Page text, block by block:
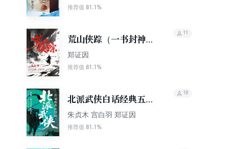
推荐值 81.1%
荒山侠踪（一书封神！
他写的江湖，没有花
招，只有杀招）
郑证因
推荐值 81.1%
11
北派武侠白话经典五部
曲（金庸、古龙的创作
源头）
朱贞木 宫白羽 郑证因
推荐值 81.1%
10